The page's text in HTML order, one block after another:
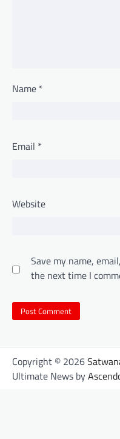
Name *
Email *
Website
Save my name,
the next time I
Copyright © 2026
Ultimate News by